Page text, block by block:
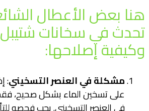
هنا بعض الأعطال
تحدث في سخانات شتيبل
وكيفية إصلاحها:
مشكلة في العنصر التسخيني:
على تسخين الماء بشكل صحيح،